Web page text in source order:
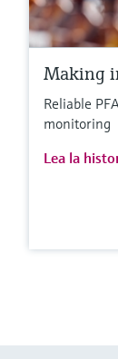
Making
Reliable
monitoring
Lea la